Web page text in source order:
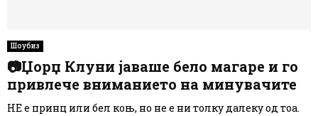
Шоубиз
📷Џорџ Клуни јаваше бело магаре и го
привлече вниманието на минувачите
НЕ е принц или бел коњ, но не е ни толку далеку од тоа.